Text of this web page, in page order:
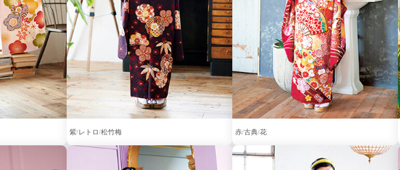
紫 レトロ 松竹梅 赤 古典 花